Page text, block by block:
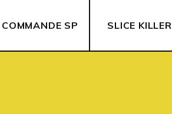
COMMANDE SPÉCIALESLICE KILLER